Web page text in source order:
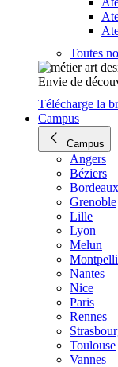
Toutes
Envie de
Télécharge la
Campus
Campus
Angers
Béziers
Bordeaux
Grenoble
Lille
Lyon
Melun
Nantes
Nice
Paris
Rennes
Toulouse
Vannes